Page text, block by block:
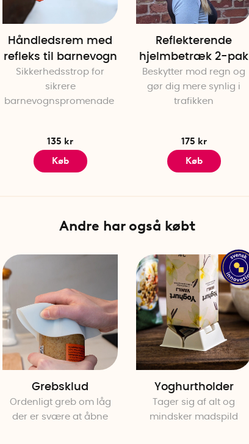
Håndledsrem med
refleks til barnevogn
Sikkerhedsstrop for
sikrere
barnevognspromenade
135 kr
Køb
Reflekterende
hjelmbetræk 2-pak
Beskytter mod regn og
gør dig mere synlig i
trafikken
175 kr
Køb
Andre har også købt
Grebsklud
Ordenligt greb om låg
der er svære at åbne
Yoghurtholder
Tager sig af alt og
mindsker madspild